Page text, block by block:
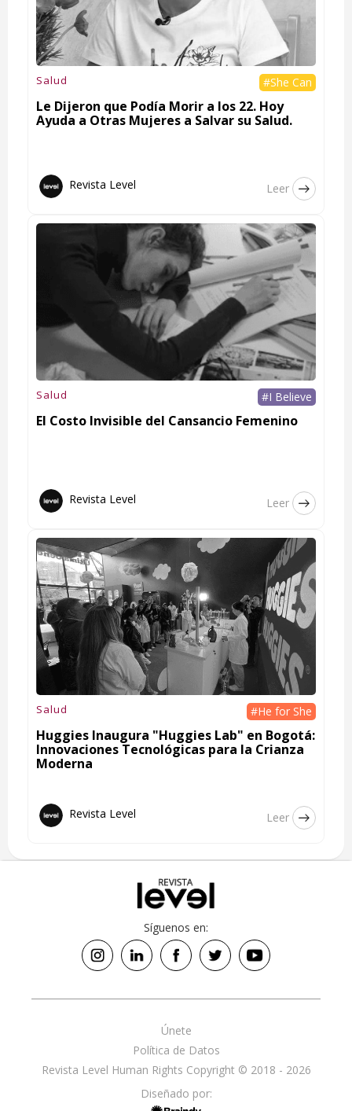
Salud #She Can
Le Dijeron que Podía Morir a los 22. Hoy
Ayuda a Otras Mujeres a Salvar su Salud.
Revista Level Leer
Salud #I Believe
El Costo Invisible del Cansancio Femenino
Revista Level Leer
Salud #He for She
Huggies Inaugura "Huggies Lab" en Bogotá:
Innovaciones Tecnológicas para la Crianza
Moderna
Revista Level Leer
Síguenos en:
Revista Level Human Rights Copyright © 2018 - 2026
Política de Datos
Únete
Diseñado por: